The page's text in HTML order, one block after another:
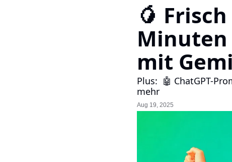
🥭
mit
Plus:  🤖 ChatGPT-
mehr
Aug 19, 2025